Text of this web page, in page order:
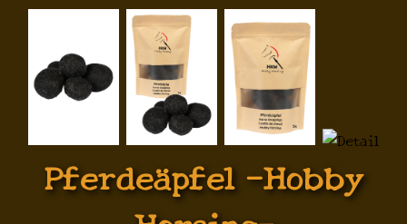
Pferdeäpfel -Hobby